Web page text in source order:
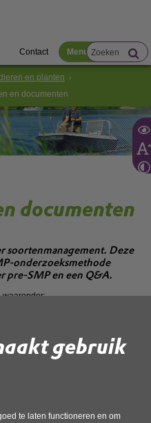
gebruik
te laten functioneren en om
Contact Menu
en planten
en documenten
documenten
soortenmanagement. Deze
onderzoeksmethode
pre-SMP en een Q&A.
waaronder:
isoleren onder
Holland